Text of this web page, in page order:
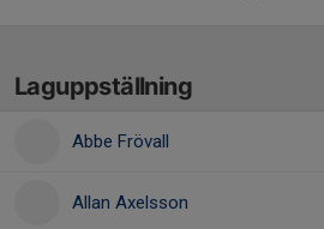
Laguppställning
Abbe Frövall
Allan Axelsson